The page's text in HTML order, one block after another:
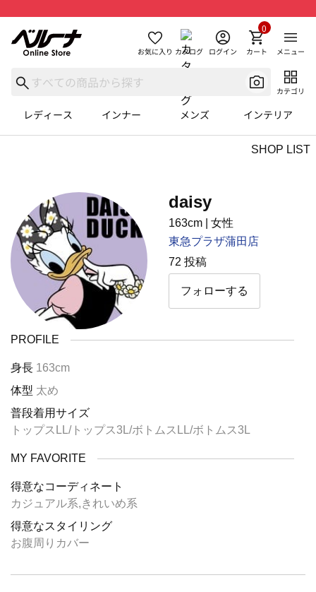
お気に入り カタログ ログイン カート
0
メニュー
カテゴリ
レディース インナー メンズ インテリア
SHOP LIST
daisy
163cm
⼥性
東急プラザ蒲田店
72 投稿
フォローする
PROFILE
身長 163cm
体型 太め
普段着用サイズ
トップスLL/トップス3L/ボトムスLL/ボトムス3L
MY FAVORITE
得意なコーディネート
カジュアル系,きれいめ系
得意なスタイリング
お腹周りカバー